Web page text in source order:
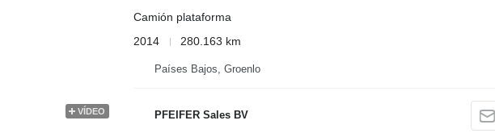
VÍDEO
Camión plataforma
2014
280.163 km
Países Bajos, Groenlo
PFEIFER Sales BV